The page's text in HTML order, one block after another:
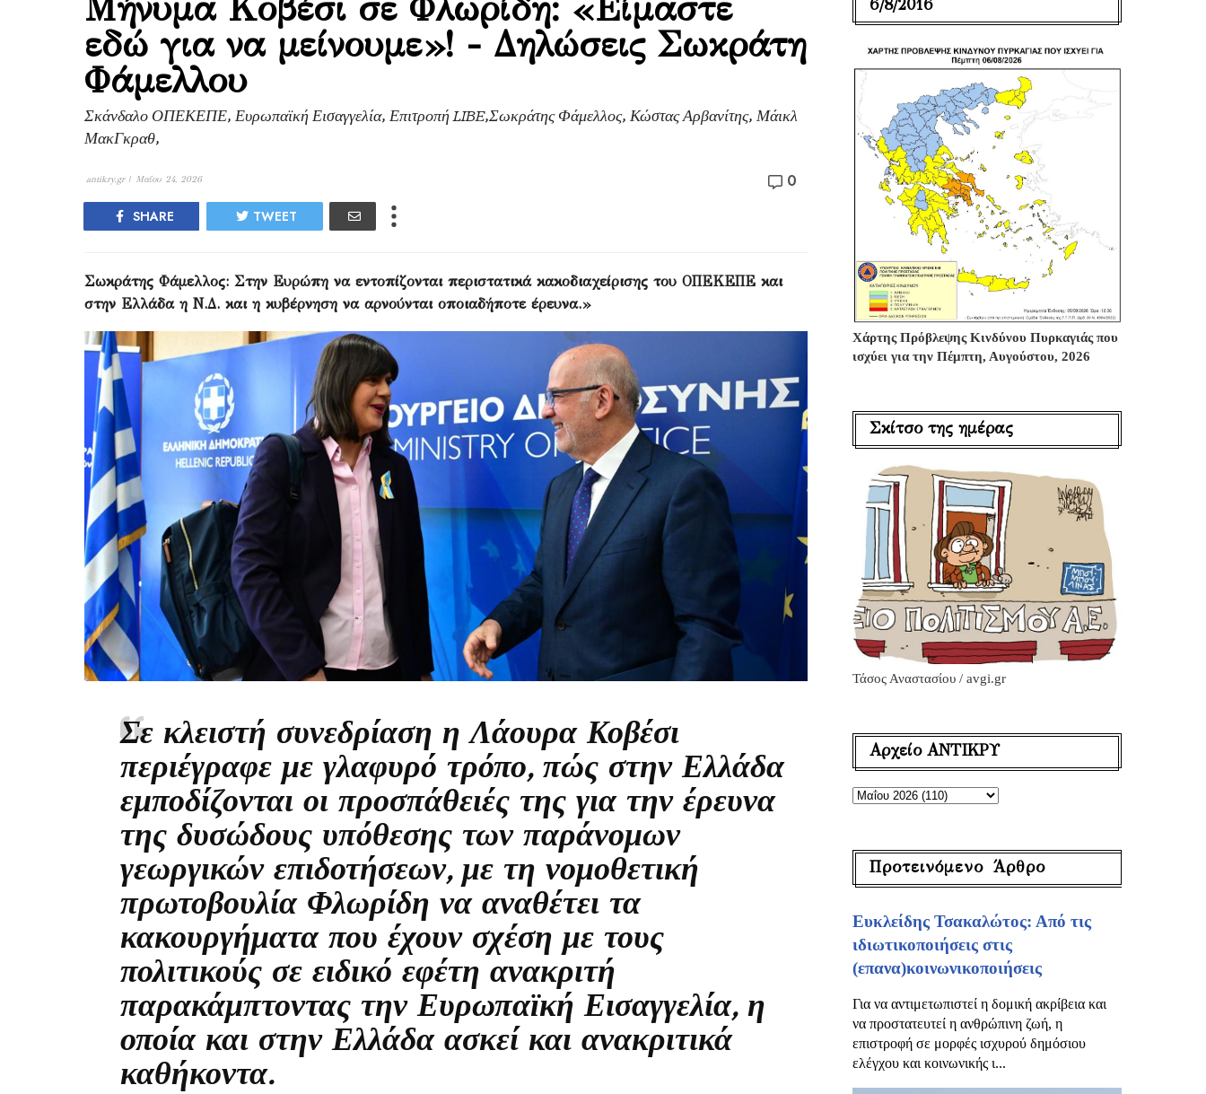
εδώ για να μείνουμε»! - Δηλώσεις Σωκράτη
Φάμελλου
Σκάνδαλο ΟΠΕΚΕΠΕ, Ευρωπαϊκή Εισαγγελία, Επιτροπή LIBE,Σωκράτης Φάμελλος, Κώστας Αρβανίτης, Μάικλ
ΜακΓκραθ,
antikry.gr | Μαΐου 24, 2026 0
SHARE TWEET
Σωκράτης Φάμελλος: Στην Ευρώπη να εντοπίζονται περιστατικά κακοδιαχείρισης του ΟΠΕΚΕΠΕ και
στην Ελλάδα η Ν.Δ. και η κυβέρνηση να αρνούνται οποιαδήποτε έρευνα.»
Σε κλειστή συνεδρίαση η Λάουρα Κοβέσι
περιέγραφε με γλαφυρό τρόπο, πώς στην Ελλάδα
εμποδίζονται οι προσπάθειές της για την έρευνα
της δυσώδους υπόθεσης των παράνομων
γεωργικών επιδοτήσεων, με τη νομοθετική
πρωτοβουλία Φλωρίδη να αναθέτει τα
κακουργήματα που έχουν σχέση με τους
πολιτικούς σε ειδικό εφέτη ανακριτή
παρακάμπτοντας την Ευρωπαϊκή Εισαγγελία, η
οποία και στην Ελλάδα ασκεί και ανακριτικά
καθήκοντα.
6/8/2016
Χάρτης Πρόβλεψης Κινδύνου Πυρκαγιάς που
ισχύει για την Πέμπτη, Αυγούστου, 2026
Σκίτσο της ημέρας
Τάσος Αναστασίου / avgi.gr
Αρχείο ΑΝΤΙΚΡΥ
Προτεινόμενο Άρθρο
Ευκλείδης Τσακαλώτος: Από τις
ιδιωτικοποιήσεις στις
(επανα)κοινωνικοποιήσεις
Για να αντιμετωπιστεί η δομική ακρίβεια και
να προστατευτεί η ανθρώπινη ζωή, η
επιστροφή σε μορφές ισχυρού δημόσιου
ελέγχου και κοινωνικής ι...